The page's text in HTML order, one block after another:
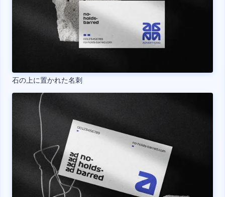
石の上に置かれた名刺